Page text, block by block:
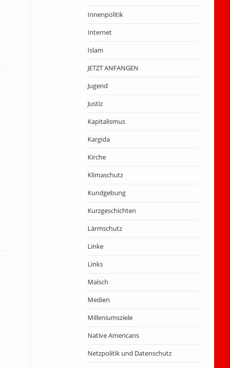
Innenpolitik
Internet
Islam
JETZT ANFANGEN
Jugend
Justiz
Kapitalismus
Kargida
Kirche
Klimaschutz
Kundgebung
Kurzgeschichten
Lärmschutz
Linke
Links
Malsch
Medien
Milleniumsziele
Native Americans
Netzpolitik und Datenschutz